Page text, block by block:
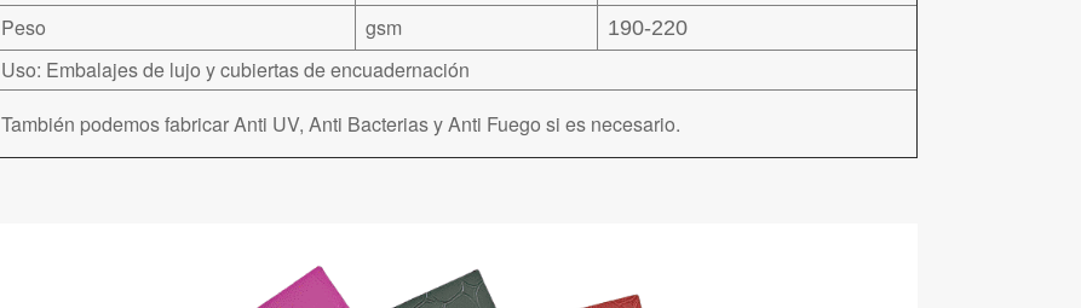
Peso
gsm 190-220
Uso: Embalajes de lujo y cubiertas de encuadernación
También podemos fabricar Anti UV, Anti Bacterias y Anti Fuego si es necesario.